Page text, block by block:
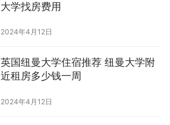
大学找房费用
2024年4月12日
英国纽曼大学住宿推荐 纽曼大学附
近租房多少钱一周
2024年4月12日